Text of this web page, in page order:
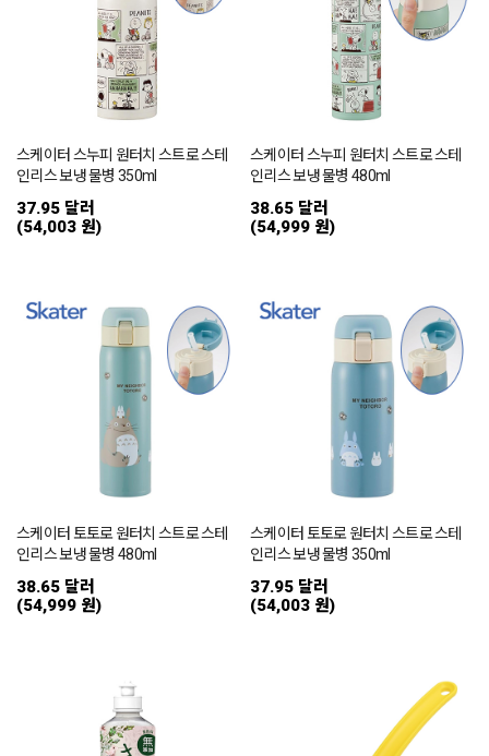
스케이터 스누피 원터치 스트로 스테
인리스 보냉 물병 350ml
37.95 달러
(54,003 원)
스케이터 스누피 원터치 스트로 스테
인리스 보냉 물병 480ml
38.65 달러
(54,999 원)
스케이터 토토로 원터치 스트로 스테
인리스 보냉 물병 480ml
38.65 달러
(54,999 원)
스케이터 토토로 원터치 스트로 스테
인리스 보냉 물병 350ml
37.95 달러
(54,003 원)